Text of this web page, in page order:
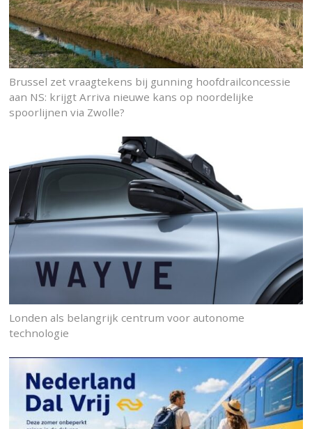
Brussel zet vraagtekens bij gunning hoofdrailconcessie
aan NS: krijgt Arriva nieuwe kans op noordelijke
spoorlijnen via Zwolle?
Londen als belangrijk centrum voor autonome
technologie